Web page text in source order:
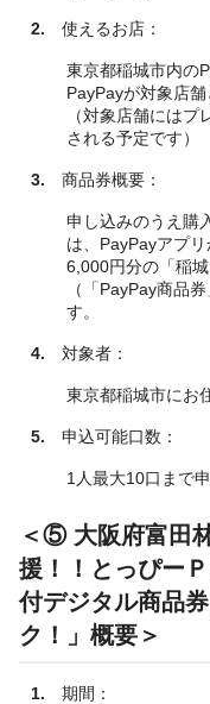
2. 使えるお店：
東京都稲城市内の
PayPayが対象店
（対象店舗には
される予定です）
3. 商品券概要：
申し込みのうえ購
は、PayPayアプ
6,000円分の「稲
（「PayPay商品
す。
4. 対象者：
東京都稲城市にお
5. 申込可能口数：
1人最大10口まで
＜⑤ 大阪府富田
援！！とっぴー
付デジタル商品
ク！」概要＞
1. 期間：